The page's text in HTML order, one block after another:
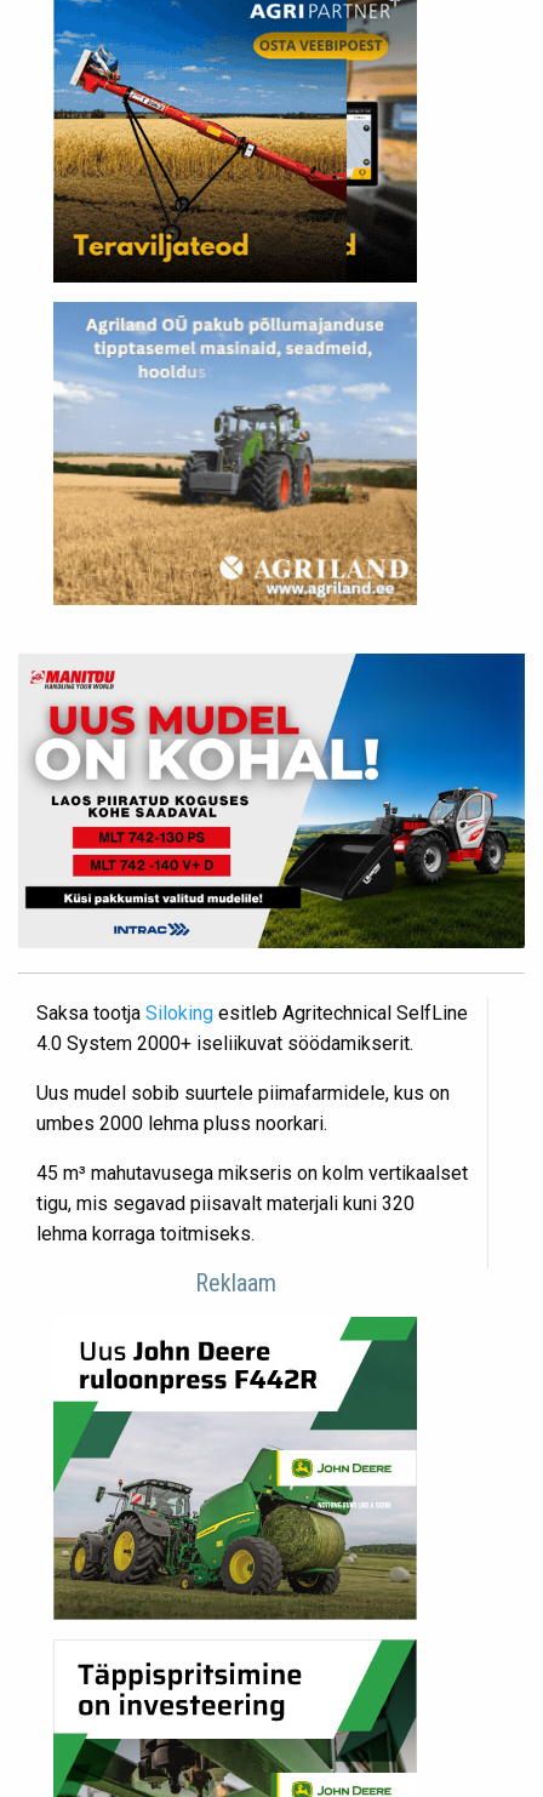
Saksa tootja Siloking esitleb Agritechnical SelfLine
4.0 System 2000+ iseliikuvat söödamikserit.
Uus mudel sobib suurtele piimafarmidele, kus on
umbes 2000 lehma pluss noorkari.
45 m³ mahutavusega mikseris on kolm vertikaalset
tigu, mis segavad piisavalt materjali kuni 320
lehma korraga toitmiseks.
Reklaam